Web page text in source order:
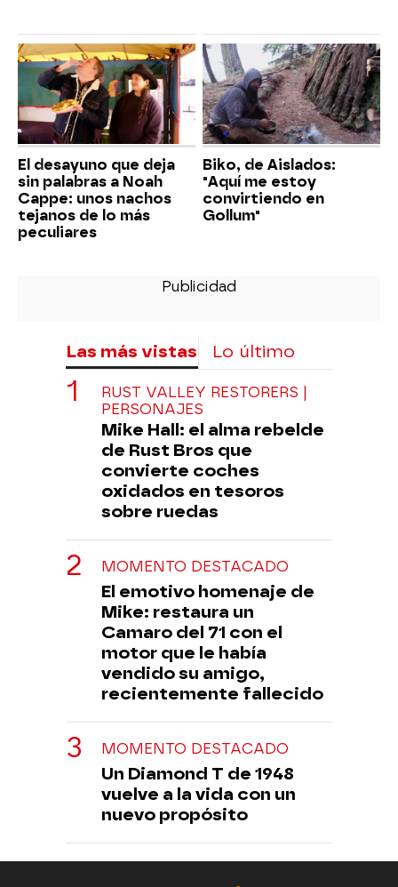
El desayuno que deja
sin palabras a Noah
Cappe: unos nachos
tejanos de lo más
peculiares
Biko, de Aislados:
"Aquí me estoy
convirtiendo en
Gollum"
Las más vistas Lo último
RUST VALLEY RESTORERS |
PERSONAJES
Mike Hall: el alma rebelde
de Rust Bros que
convierte coches
oxidados en tesoros
sobre ruedas
MOMENTO DESTACADO
El emotivo homenaje de
Mike: restaura un
Camaro del 71 con el
motor que le había
vendido su amigo,
recientemente fallecido
MOMENTO DESTACADO
Un Diamond T de 1948
vuelve a la vida con un
nuevo propósito